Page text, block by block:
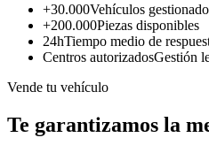
+30.000Vehículos
+200.000Piezas disponibles
24hTiempo medio de
Centros autorizadosGestión
Vende tu vehículo
Te garantizamos la